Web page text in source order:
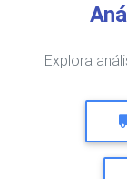
Explora